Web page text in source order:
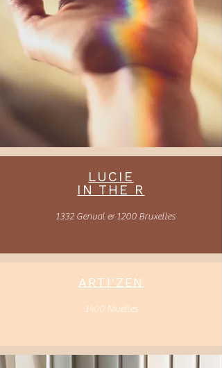
LUCIE
IN THE R
1332 Genval & 1200 Bruxelles
ARTI'ZEN
1400 Nivelles